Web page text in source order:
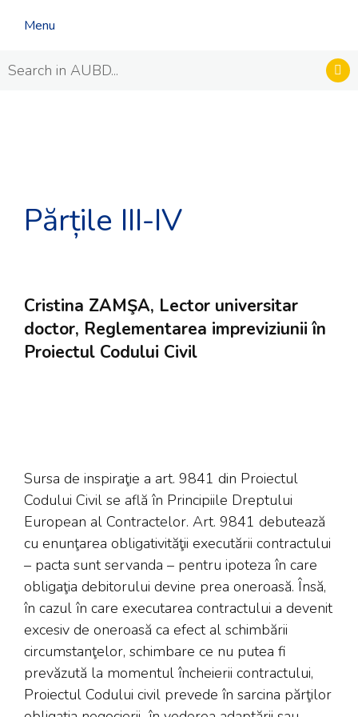
Menu
Părțile III-IV
Cristina ZAMŞA, Lector universitar
doctor, Reglementarea impreviziunii în
Proiectul Codului Civil
Sursa de inspiraţie a art. 9841 din Proiectul
Codului Civil se află în Principiile Dreptului
European al Contractelor. Art. 9841 debutează
cu enunţarea obligativităţii executării contractului
– pacta sunt servanda – pentru ipoteza în care
obligaţia debitorului devine prea oneroasă. Însă,
în cazul în care executarea contractului a devenit
excesiv de oneroasă ca efect al schimbării
circumstanţelor, schimbare ce nu putea fi
prevăzută la momentul încheierii contractului,
Proiectul Codului civil prevede în sarcina părţilor